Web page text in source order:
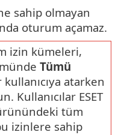
sahip olmayan
oturum açamaz.
izin kümeleri,
Tümü
atarken
Kullanıcılar ESET
tüm
izinlere sahip